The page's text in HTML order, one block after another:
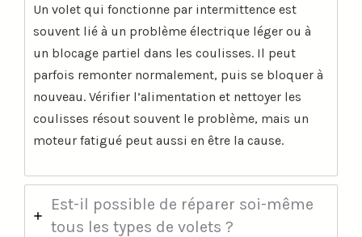
Un volet qui fonctionne par intermittence est
souvent lié à un problème électrique léger ou à
un blocage partiel dans les coulisses. Il peut
parfois remonter normalement, puis se bloquer à
nouveau. Vérifier l’alimentation et nettoyer les
coulisses résout souvent le problème, mais un
moteur fatigué peut aussi en être la cause.
Est-il possible de réparer soi-même
tous les types de volets ?